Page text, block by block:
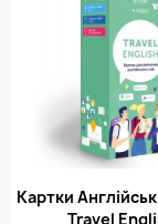
Картки
Travel